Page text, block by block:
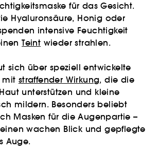
für das Gesicht.
Hyaluronsäure, Honig oder
intensive Feuchtigkeit
Teint wieder strahlen.
sich über speziell entwickelte
mit straffender Wirkung, die die
unterstützen und kleine
mildern. Besonders beliebt
Masken für die Augenpartie –
wachen Blick und gepflegte
Auge.